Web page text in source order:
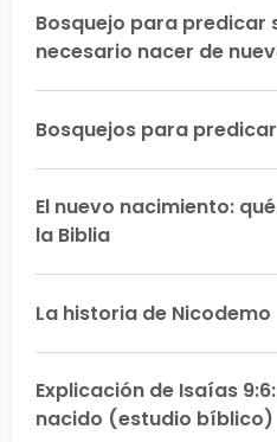
Bosquejo para predicar
necesario nacer de
Bosquejos para predicar
El nuevo nacimiento:
la Biblia
La historia de Nicodemo
Explicación de Isaías
nacido (estudio bíblico)